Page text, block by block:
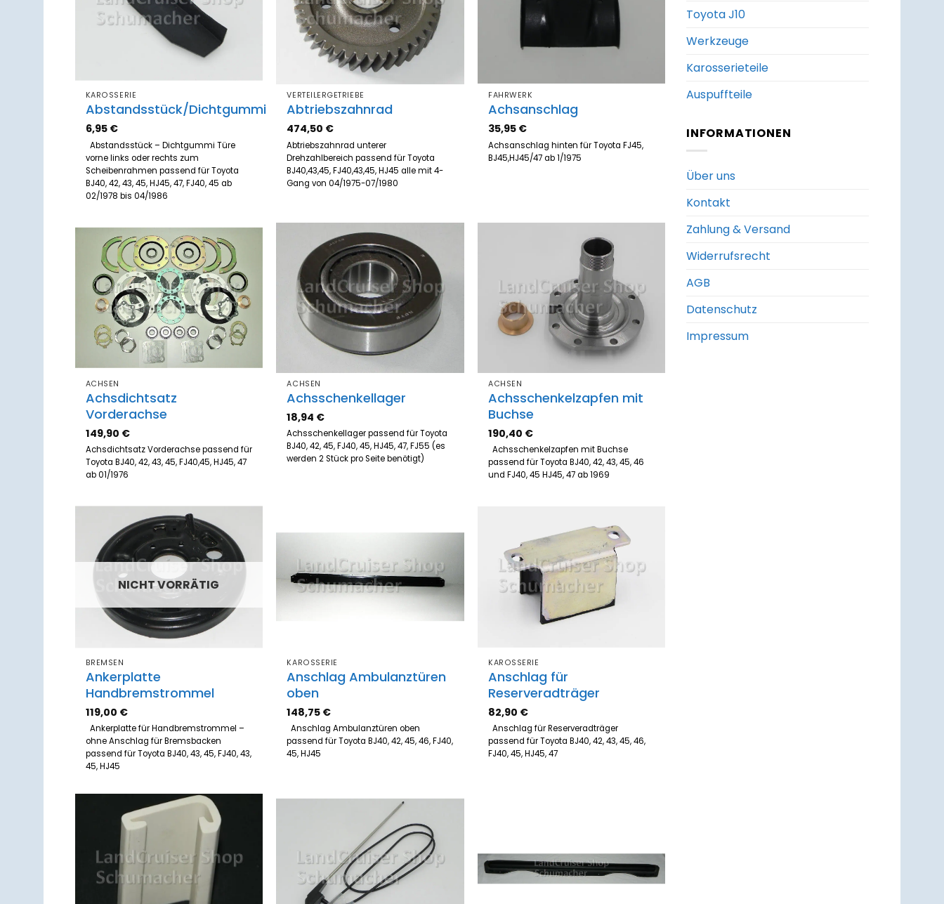
KAROSSERIE
Abstandsstück/Dichtgummi
6,95 €
Abstandsstück – Dichtgummi Türe
vorne links oder rechts zum
Scheibenrahmen passend für Toyota
BJ40, 42, 43, 45, HJ45, 47, FJ40, 45 ab
02/1978 bis 04/1986
VERTEILERGETRIEBE
Abtriebszahnrad
474,50 €
Abtriebszahnrad unterer
Drehzahlbereich passend für Toyota
BJ40,43,45, FJ40,43,45, HJ45 alle mit 4-
Gang von 04/1975-07/1980
FAHRWERK
Achsanschlag
35,95 €
Achsanschlag hinten für Toyota FJ45,
BJ45,HJ45/47 ab 1/1975
Zum
Merkzettel
hinzufügen
ACHSEN
Achsdichtsatz
Vorderachse
149,90 €
Achsdichtsatz Vorderachse passend für
Toyota BJ40, 42, 43, 45, FJ40,45, HJ45, 47
ab 01/1976
Zum
Merkzettel
hinzufügen
ACHSEN
Achsschenkellager
18,94 €
Achsschenkellager passend für Toyota
BJ40, 42, 45, FJ40, 45, HJ45, 47, FJ55 (es
werden 2 Stück pro Seite benötigt)
Merkzettel
hinzufügen
ACHSEN
Achsschenkelzapfen mit
Buchse
190,40 €
Achsschenkelzapfen mit Buchse
passend für Toyota BJ40, 42, 43, 45, 46
und FJ40, 45 HJ45, 47 ab 1969
Zum
Merkzettel
hinzufügen
NICHT VORRÄTIG
BREMSEN
Ankerplatte
Handbremstrommel
119,00 €
Ankerplatte für Handbremstrommel –
ohne Anschlag für Bremsbacken
passend für Toyota BJ40, 43, 45, FJ40, 43,
45, HJ45
hinzufügen
KAROSSERIE
Anschlag Ambulanztüren
oben
148,75 €
Anschlag Ambulanztüren oben
passend für Toyota BJ40, 42, 45, 46, FJ40,
45, HJ45
Zum
Merkzettel
hinzufügen
KAROSSERIE
Anschlag für
Reserveradträger
82,90 €
Anschlag für Reserveradträger
passend für Toyota BJ40, 42, 43, 45, 46,
FJ40, 45, HJ45, 47
Zum
Merkzettel
hinzufügen
Zum
Merkzettel
hinzufügen
hinzufügen
Toyota J10
Werkzeuge
Karosserieteile
Auspuffteile
INFORMATIONEN
Über uns
Kontakt
Zahlung & Versand
Widerrufsrecht
AGB
Datenschutz
Impressum